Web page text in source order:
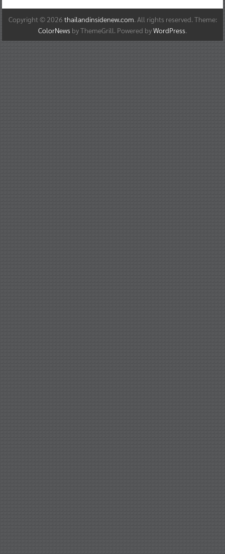
Copyright © 2026 thailandinsidenew.com. All rights reserved. Theme:
ColorNews by ThemeGrill. Powered byWordPress.